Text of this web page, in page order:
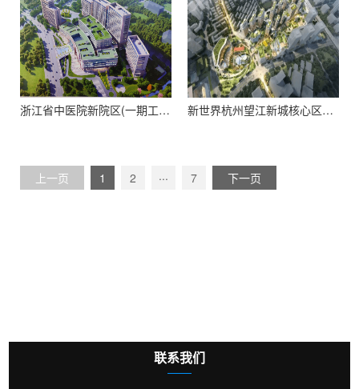
浙江省中医院新院区(一期工程) 新世界杭州望江新城核心区项目
上一页 1 2 ... 7 下一页
联系我们